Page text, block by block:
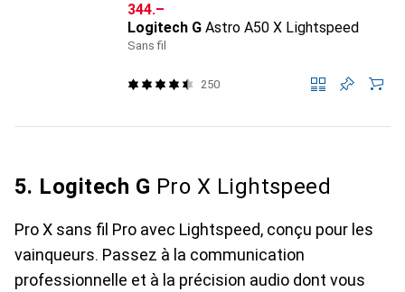
CHF
344.–
Logitech G Astro A50 X Lightspeed
Sans fil
250
5. Logitech G Pro X Lightspeed
Pro X sans fil Pro avec Lightspeed, conçu pour les
vainqueurs. Passez à la communication
professionnelle et à la précision audio dont vous